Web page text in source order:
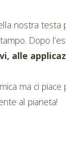
nostra testa
Dopo
alle
ma ci piace
al pianeta!